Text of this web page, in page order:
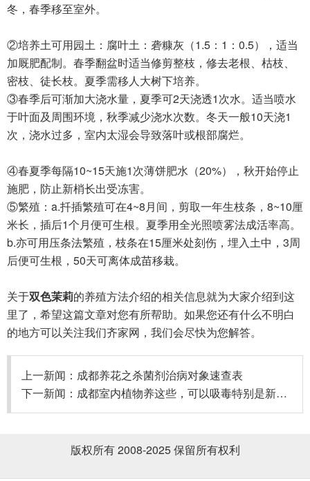
冬，春季移至室外。
②培养土可用园土：腐叶土：砻糠灰（1.5：1：0.5），适当
加厩肥配制。春季翻盆时适当修剪整枝，修去老根、枯枝、
密枝、徒长枝。夏季需移人大树下培养。
③春季后可渐加大浇水量，夏季可2天浇透1次水。适当喷水
于叶面及周围环境，秋季减少浇水次数。冬天一般10天浇1
次，浇水过多，室内太湿会导致落叶或根部腐烂。
④春夏季每隔10~15天施1次薄饼肥水（20%），秋开始停止
施肥，防止新梢长出受冻害。
⑤繁殖：a.扦插繁殖可在4~8月间，剪取一年生枝条，8~10厘
米长，插后1个月便可生根。夏季用全光照喷雾法成活率高。
b.亦可用压条法繁殖，枝条在15厘米处刻伤，埋入土中，3周
后便可生根，50天可离体成苗移栽。
关于双色茉莉的养殖方法介绍的相关信息就为大家介绍到这
里了，希望这篇文章对您有所帮助。如果您还有什么不明白
的地方可以关注我们齐家网，我们会尽快为您解答。
上一新闻： 成都养花之杀菌剂治病对象速查表
下一新闻： 成都室内植物养这些，可以吸毒特别是新装修
版权所有 2008-2025 保留所有权利